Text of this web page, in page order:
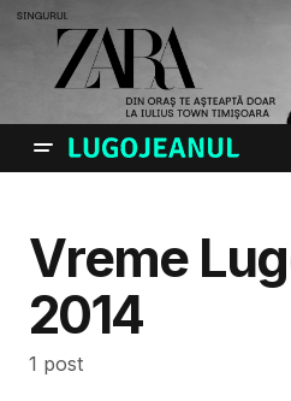
Vreme
2014
1 post